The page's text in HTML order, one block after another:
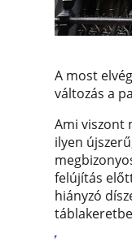
A most
változás a
Ami viszont
ilyen
felújítás
hiányzó